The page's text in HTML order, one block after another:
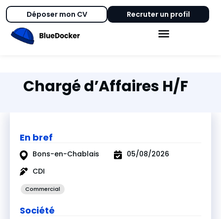
Déposer mon CV Recruter un profil
Chargé d’Affaires H/F
En bref
Bons-en-Chablais
CDI
05/08/2026
Commercial
Société